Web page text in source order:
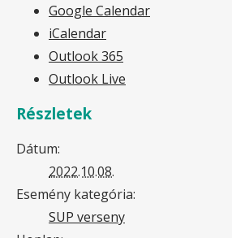
Google Calendar
iCalendar
Outlook 365
Outlook Live
Részletek
Dátum:
2022.10.08.
Esemény kategória:
SUP verseny